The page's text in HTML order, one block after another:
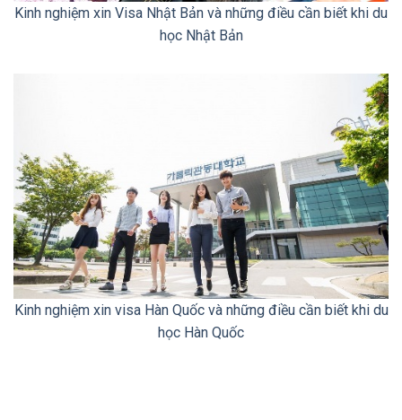
Kinh nghiệm xin Visa Nhật Bản và những điều cần biết khi du
học Nhật Bản
Kinh nghiệm xin visa Hàn Quốc và những điều cần biết khi du
học Hàn Quốc